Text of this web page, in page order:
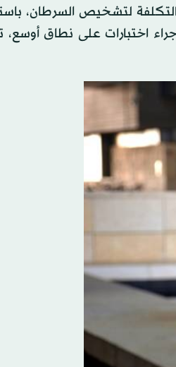
لتشخيص السرطان،
اختبارات على نطاق